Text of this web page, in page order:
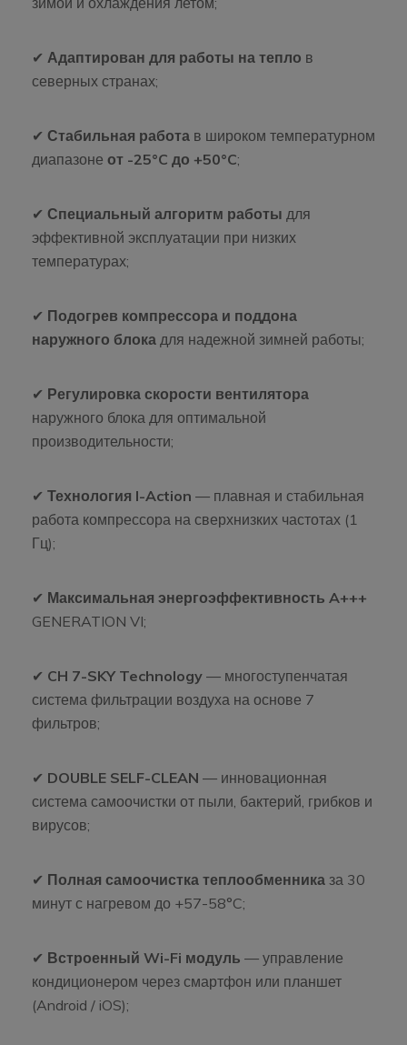
✔ Адаптирован для работы на тепло в
северных странах;
✔ Стабильная работа в широком температурном
диапазоне от -25°C до +50°C;
✔ Специальный алгоритм работы для
эффективной эксплуатации при низких
температурах;
✔ Подогрев компрессора и поддона
наружного блока для надежной зимней работы;
✔ Регулировка скорости вентилятора
наружного блока для оптимальной
производительности;
✔ Технология I-Action — плавная и стабильная
работа компрессора на сверхнизких частотах (1
Гц);
✔ Максимальная энергоэффективность A+++
GENERATION VI;
✔ CH 7-SKY Technology — многоступенчатая
система фильтрации воздуха на основе 7
фильтров;
✔ DOUBLE SELF-CLEAN — инновационная
система самоочистки от пыли, бактерий, грибков и
вирусов;
✔ Полная самоочистка теплообменника за 30
минут с нагревом до +57-58°C;
✔ Встроенный Wi-Fi модуль — управление
кондиционером через смартфон или планшет
(Android / iOS);